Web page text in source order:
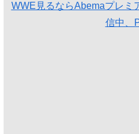
WWE見るならAbemaプレミ
信中、